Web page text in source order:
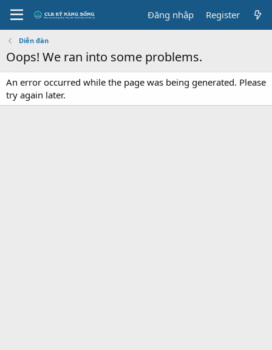
Đăng nhập Register
Diễn đàn
Oops! We ran into some problems.
An error occurred while the page was being generated. Please
try again later.